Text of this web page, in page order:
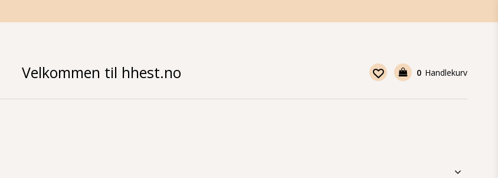
Velkommen til hhest.no 0 Handlekurv